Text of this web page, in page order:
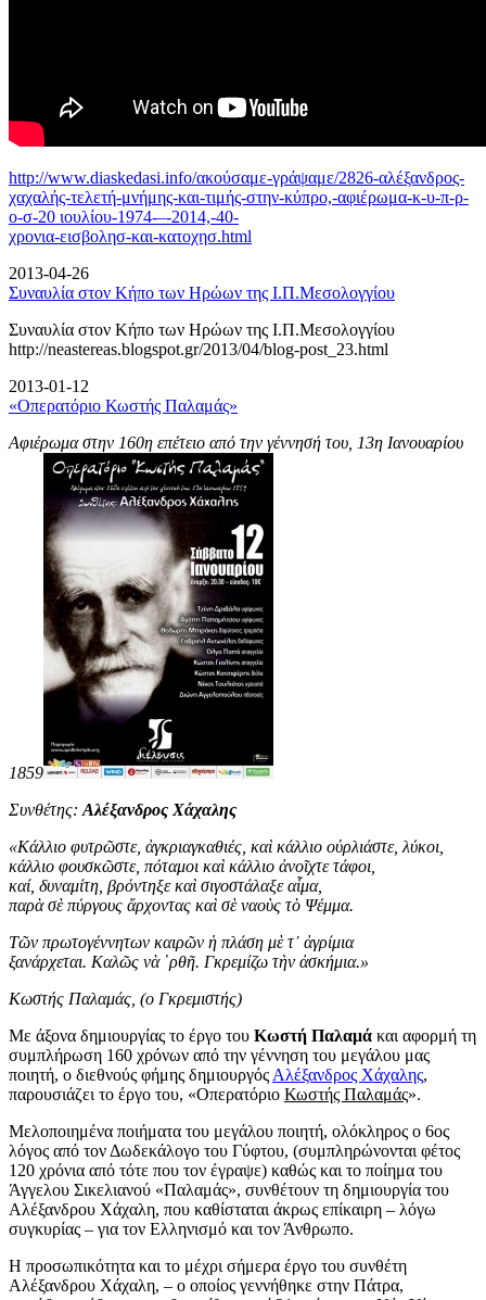
http://www.diaskedasi.info/ακούσαμε-γράψαμε/2826-αλέξανδρος-
χαχαλής-τελετή-μνήμης-και-τιμής-στην-κύπρο,-αφιέρωμα-κ-υ-π-ρ-
ο-σ-20 ιουλίου-1974-–-2014,-40-
χρονια-εισβολησ-και-κατοχησ.html
2013-04-26
Συναυλία στον Κήπο των Ηρώων της Ι.Π.Μεσολογγίου
Συναυλία στον Κήπο των Ηρώων της Ι.Π.Μεσολογγίου
http://neastereas.blogspot.gr/2013/04/blog-post_23.html
2013-01-12
«Οπερατόριο Κωστής Παλαμάς»
Αφιέρωμα στην 160η επέτειο από την γέννησή του, 13η Ιανουαρίου
1859
Συνθέτης: Αλέξανδρος Χάχαλης
«Κάλλιο φυτρῶστε, ἀγκριαγκαθιές, καὶ κάλλιο οὐρλιάστε, λύκοι,
κάλλιο φουσκῶστε, πόταμοι καὶ κάλλιο ἀνοῖχτε τάφοι,
καί, δυναμίτη, βρόντηξε καὶ σιγοστάλαξε αἷμα,
παρὰ σὲ πύργους ἄρχοντας καὶ σὲ ναοὺς τὸ Ψέμμα.
Τῶν πρωτογέννητων καιρῶν ἡ πλάση μὲ τ᾿ ἀγρίμια
ξανάρχεται. Καλῶς νὰ ῾ρθῆ. Γκρεμίζω τὴν ἀσκήμια.»
Κωστής Παλαμάς, (ο Γκρεμιστής)
Με άξονα δημιουργίας το έργο του Κωστή Παλαμά και αφορμή τη
συμπλήρωση 160 χρόνων από την γέννηση του μεγάλου μας
ποιητή, ο διεθνούς φήμης δημιουργός Αλέξανδρος Χάχαλης,
παρουσιάζει το έργο του, «Οπερατόριο Κωστής Παλαμάς».
Μελοποιημένα ποιήματα του μεγάλου ποιητή, ολόκληρος ο 6ος
λόγος από τον Δωδεκάλογο του Γύφτου, (συμπληρώνονται φέτος
120 χρόνια από τότε που τον έγραψε) καθώς και το ποίημα του
Άγγελου Σικελιανού «Παλαμάς», συνθέτουν τη δημιουργία του
Αλέξανδρου Χάχαλη, που καθίσταται άκρως επίκαιρη – λόγω
συγκυρίας – για τον Ελληνισμό και τον Άνθρωπο.
Η προσωπικότητα και το μέχρι σήμερα έργο του συνθέτη
Αλέξανδρου Χάχαλη, – ο οποίος γεννήθηκε στην Πάτρα,